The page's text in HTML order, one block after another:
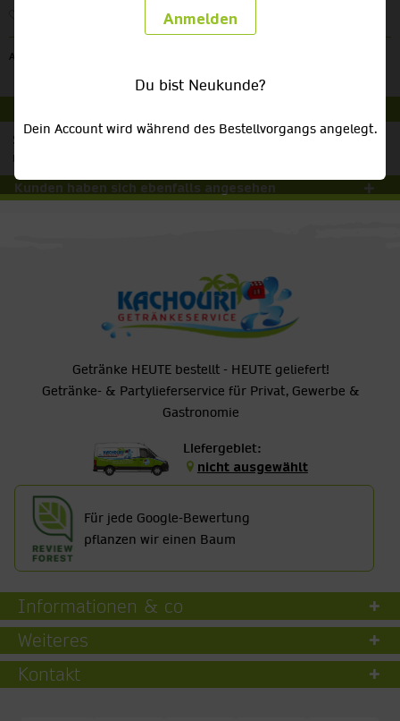
Artikel-Nr.:
Super Kühlleistung auch bei hohen Außentemperaturen,
regulierbar im über Null Bereich....
Kunden haben sich ebenfalls angesehen
Getränke HEUTE bestellt - HEUTE geliefert!
Getränke- & Partylieferservice für Privat, Gewerbe &
Gastronomie
Liefergebiet:
nicht ausgewählt
Für jede Google-Bewertung
pflanzen wir einen Baum
Informationen & co
Weiteres
Kontakt
Anmelden
Du bist Neukunde?
Dein Account wird während des Bestellvorgangs angelegt.